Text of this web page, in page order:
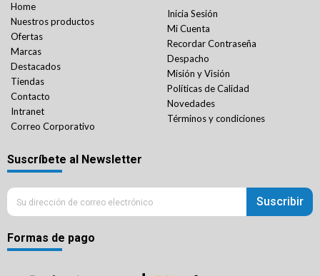
Home
Nuestros productos
Ofertas
Marcas
Destacados
Tiendas
Contacto
Intranet
Correo Corporativo
Inicia Sesión
Mi Cuenta
Recordar Contraseña
Despacho
Misión y Visión
Políticas de Calidad
Novedades
Términos y condiciones
Suscríbete al Newsletter
Suscribir
Formas de pago